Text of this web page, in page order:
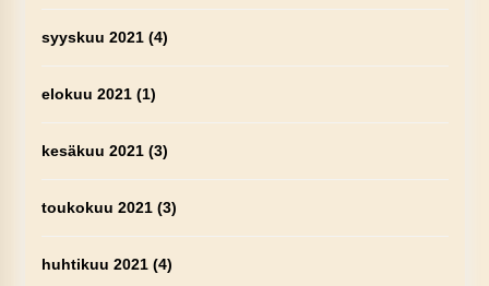
syyskuu 2021(4)
elokuu 2021(1)
kesäkuu 2021(3)
toukokuu 2021(3)
huhtikuu 2021(4)